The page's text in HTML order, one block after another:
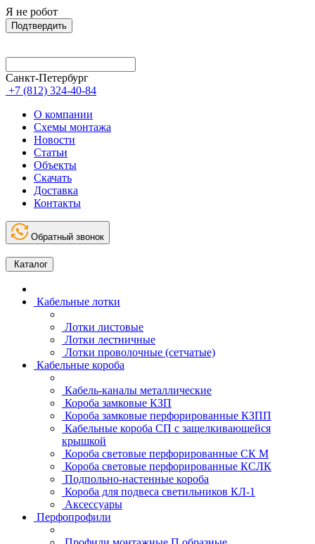
Я не робот
Подтвердить
Санкт-Петербург
+7 (812) 324-40-84
О компании
Схемы монтажа
Новости
Статьи
Объекты
Скачать
Доставка
Контакты
Обратный звонок
Каталог
Кабельные лотки
Лотки листовые
Лотки лестничные
Лотки проволочные (сетчатые)
Кабельные короба
Кабель-каналы металлические
Короба замковые КЗП
Короба замковые перфорированные КЗПП
Кабельные короба СП с защелкивающейся
крышкой
Короба световые перфорированные СК М
Короба световые перфорированные КСЛК
Подпольно-настенные короба
Короба для подвеса светильников КЛ-1
Аксессуары
Перфопрофили